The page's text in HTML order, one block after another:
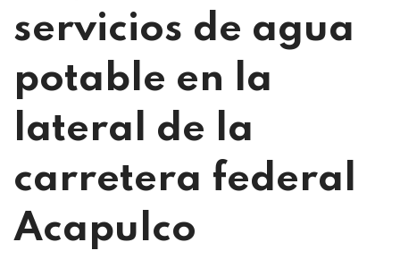
servicios de agua
potable en la
lateral de la
carretera federal
Acapulco